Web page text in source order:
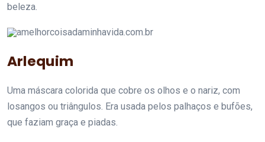
beleza.
amelhorcoisadaminhavida.com.br
Arlequim
Uma máscara colorida que cobre os olhos e o nariz, com
losangos ou triângulos. Era usada pelos palhaços e bufões,
que faziam graça e piadas.